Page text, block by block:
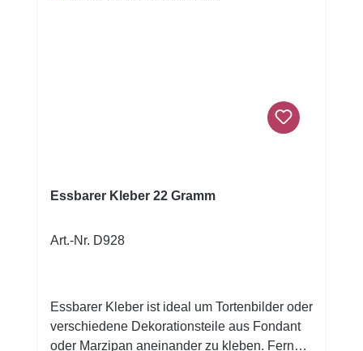
Essbarer Kleber 22 Gramm
Art.-Nr. D928
Essbarer Kleber ist ideal um Tortenbilder oder
verschiedene Dekorationsteile aus Fondant
oder Marzipan aneinander zu kleben. Ferner